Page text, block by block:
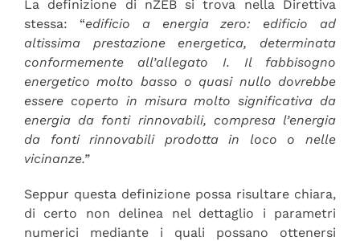
La definizione di nZEB si trova nella Direttiva
stessa: “edificio a energia zero: edificio ad
altissima prestazione energetica, determinata
conformemente all’allegato I. Il fabbisogno
energetico molto basso o quasi nullo dovrebbe
essere coperto in misura molto significativa da
energia da fonti rinnovabili, compresa l’energia
da fonti rinnovabili prodotta in loco o nelle
vicinanze.”
Seppur questa definizione possa risultare chiara,
di certo non delinea nel dettaglio i parametri
numerici mediante i quali possano ottenersi